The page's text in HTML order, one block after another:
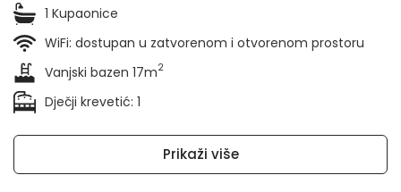
1 Kupaonice
WiFi: dostupan u zatvorenom i otvorenom prostoru
Vanjski bazen 17m2
Dječji krevetić: 1
Prikaži više